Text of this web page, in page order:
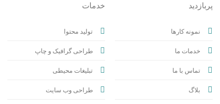
پربازدید
نمونه کارها
خدمات ما
تماس با ما
بلاگ
خدمات
تولید محتوا
طراحی گرافیک و چاپ
تبلیغات محیطی
طراحی وب سایت